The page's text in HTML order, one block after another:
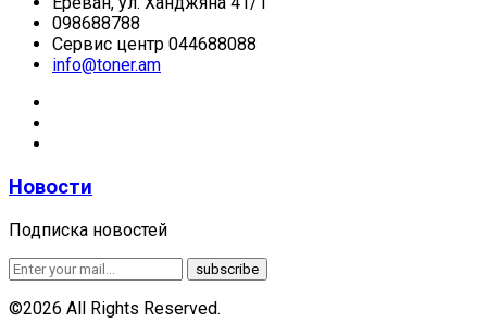
098688788
Сервис центр 044688088
info@toner.am
Новости
Подписка новостей
©2026 All Rights Reserved.